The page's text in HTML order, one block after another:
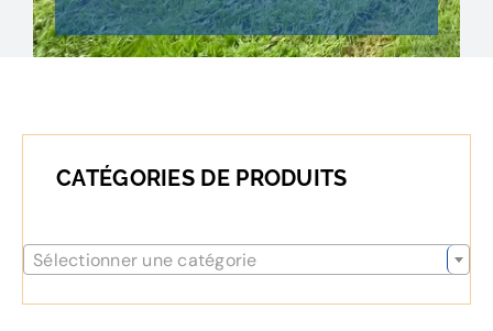
CATÉGORIES DE PRODUITS
Sélectionner une catégorie